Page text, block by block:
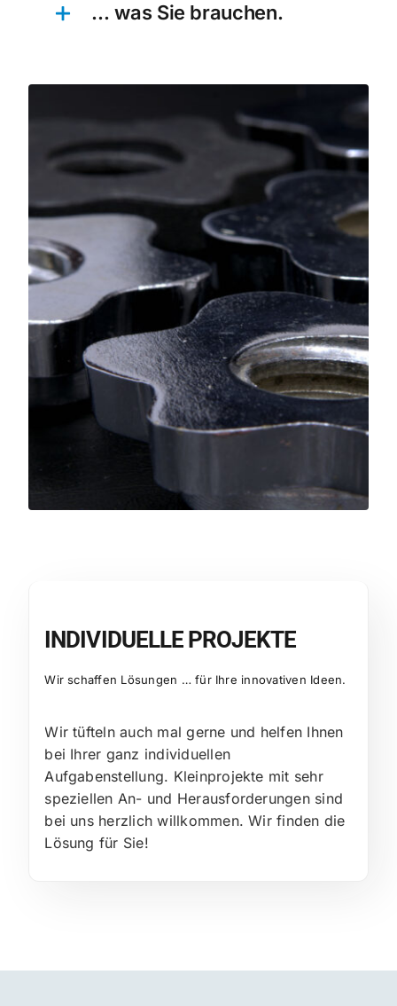
… was Sie brauchen.
INDIVIDUELLE PROJEKTE
Wir schaffen Lösungen … für Ihre innovativen Ideen.
Wir tüfteln auch mal gerne und helfen Ihnen
bei Ihrer ganz individuellen
Aufgabenstellung. Kleinprojekte mit sehr
speziellen An- und Herausforderungen sind
bei uns herzlich willkommen. Wir finden die
Lösung für Sie!